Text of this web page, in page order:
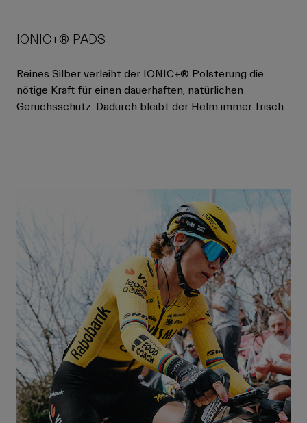
IONIC+® PADS
Reines Silber verleiht der IONIC+® Polsterung die
nötige Kraft für einen dauerhaften, natürlichen
Geruchsschutz. Dadurch bleibt der Helm immer frisch.